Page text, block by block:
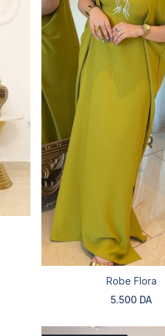
Robe Flora
5.500 DA